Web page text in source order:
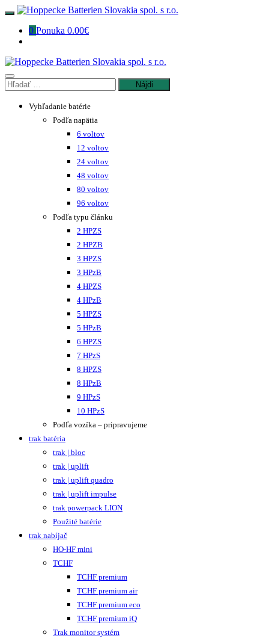
0 Ponuka 0.00€
Vyhľadanie batérie
Podľa napätia
6 voltov
12 voltov
24 voltov
48 voltov
80 voltov
96 voltov
Podľa typu článku
2 HPZS
2 HPZB
3 HPZS
3 HPzB
4 HPZS
4 HPzB
5 HPZS
5 HPzB
6 HPZS
7 HPzS
8 HPZS
8 HPzB
9 HPzS
10 HPzS
Podľa vozíka – pripravujeme
trak batéria
trak | bloc
trak | uplift
trak | uplift quadro
trak | uplift impulse
trak powerpack LION
Použité batérie
trak nabíjač
HO-HF mini
TCHF
TCHF premium
TCHF premium air
TCHF premium eco
TCHF premium iQ
Trak monitor systém